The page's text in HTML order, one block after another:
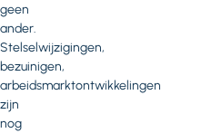
geen
ander.
Stelselwijzigingen,
bezuinigen,
arbeidsmarktontwikkelingen
zijn
nog